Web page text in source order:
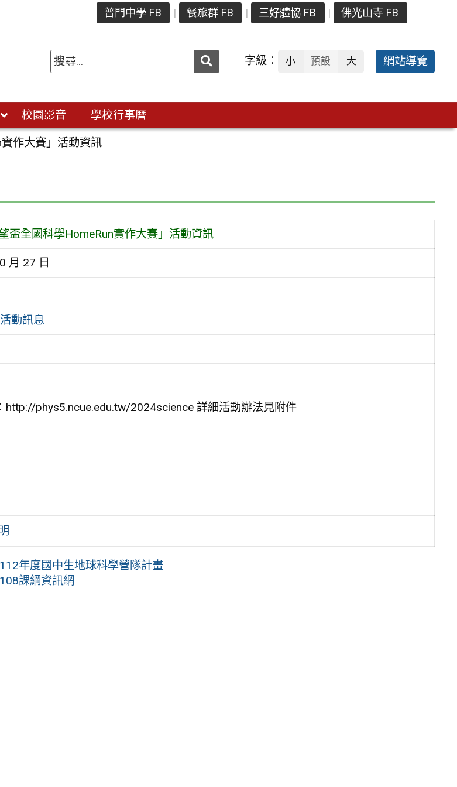
普門中學 FB 餐旅群 FB 三好體協 FB 佛光山寺 FB
送出 字級： 小 預設 大 網站導覽
校園影音 學校行事曆
實作大賽」活動資訊
盃全國科學HomeRun實作大賽」活動資訊
月 27 日
活動訊息
http://phys5.ncue.edu.tw/2024science 詳細活動辦法見附件
112年度國中生地球科學營隊計畫
108課綱資訊網